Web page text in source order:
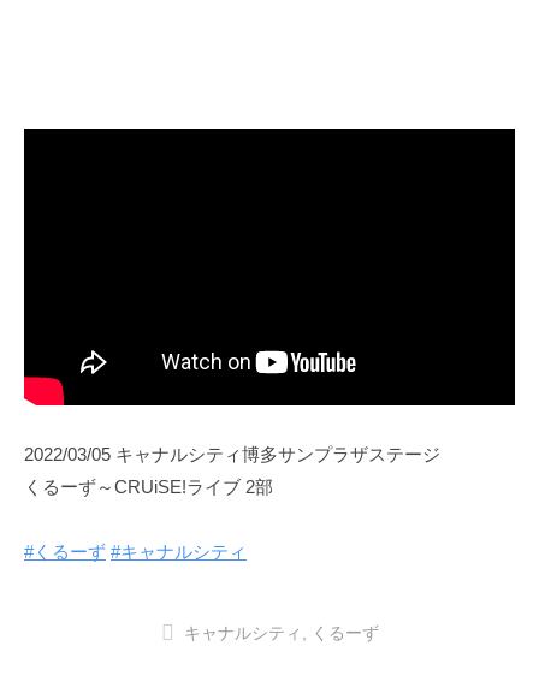
2022/03/05 キャナルシティ博多サンプラザステージ
くるーず～CRUiSE!ライブ 2部
#くるーず #キャナルシティ
キャナルシティ , くるーず